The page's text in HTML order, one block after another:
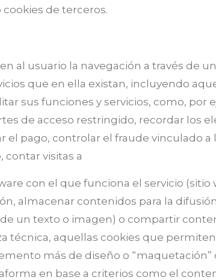
de terceros.
al usuario la navegación a través de
que en ella existan, incluyendo
sus funciones y servicios, como,
de acceso restringido, recordar los
pago, controlar el fraude vinculado a
visitas a
con el que funciona el servicio
almacenar contenidos para la
un texto o imagen) o compartir
técnica, aquellas cookies que
más de diseño o “maquetación”
en base a criterios como el